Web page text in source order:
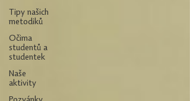
Tipy našich
metodiků
Očima
studentů a
studentek
Naše
aktivity